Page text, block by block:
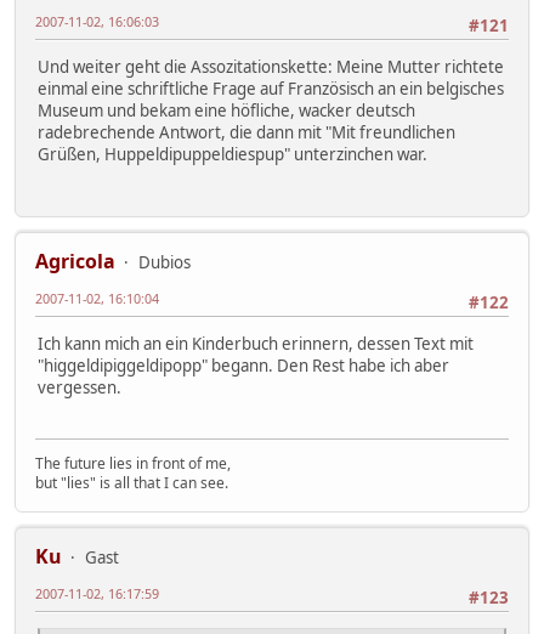
#121
2007-11-02, 16:06:03
Und weiter geht die Assozitationskette: Meine Mutter richtete
einmal eine schriftliche Frage auf Französisch an ein belgisches
Museum und bekam eine höfliche, wacker deutsch
radebrechende Antwort, die dann mit "Mit freundlichen
Grüßen, Huppeldipuppeldiespup" unterzinchen war.
Agricola
Dubios
#122
2007-11-02, 16:10:04
Ich kann mich an ein Kinderbuch erinnern, dessen Text mit
"higgeldipiggeldipopp" begann. Den Rest habe ich aber
vergessen.
The future lies in front of me,
but "lies" is all that I can see.
Ku
Gast
#123
2007-11-02, 16:17:59